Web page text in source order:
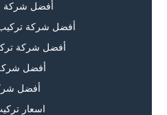
أفضل شركة
أفضل شركة
أفضل شركة
أفضل
أفضل
اسعار